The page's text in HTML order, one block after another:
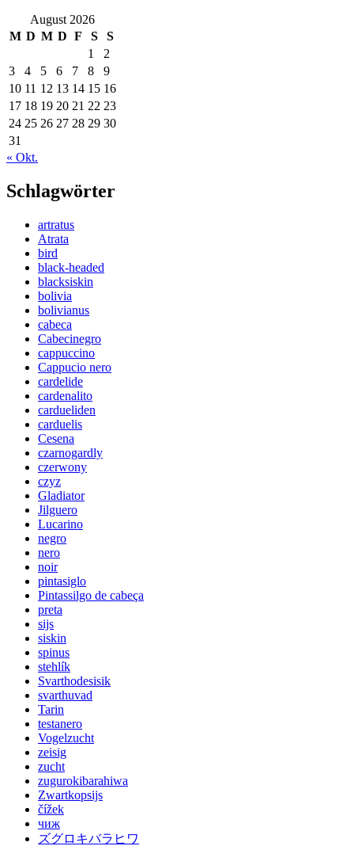
August 2026
M D M D F S
S
1
2
3
4 5 6 7 8
9
10 11 12 13 14 15 16
17 18 19 20 21 22 23
24 25 26 27 28 29 30
31
« Okt.
Schlagwörter
artratus
Atrata
bird
black-headed
blacksiskin
bolivia
bolivianus
cabeca
Cabecinegro
cappuccino
Cappucio nero
cardelide
cardenalito
cardueliden
carduelis
Cesena
czarnogardly
czerwony
czyz
Gladiator
Jilguero
Lucarino
negro
nero
noir
pintasiglo
Pintassilgo de cabeça
preta
sijs
siskin
spinus
stehlík
Svarthodesisik
svarthuvad
Tarin
testanero
Vogelzucht
zeisig
zucht
zugurokibarahiwa
Zwartkopsijs
čížek
чиж
ズグロキバラヒワ